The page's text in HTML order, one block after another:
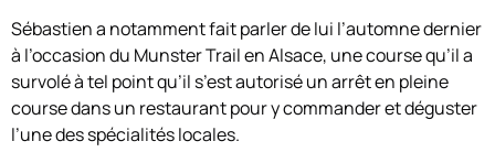
Sébastien a notamment fait parler de lui l’automne dernier
à l’occasion du Munster Trail en Alsace, une course qu’il a
survolé à tel point qu’il s’est autorisé un arrêt en pleine
course dans un restaurant pour y commander et déguster
l’une des spécialités locales.